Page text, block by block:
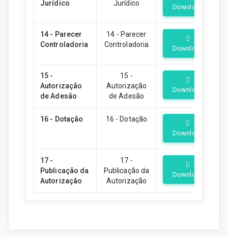
Jurídico
Jurídico
Download
14 - Parecer
Controladoria
14 - Parecer
Controladoria
Download
15 -
Autorização
de Adesão
15 -
Autorização
de Adesão
Download
16 - Dotação 16 - Dotação
Download
17 -
Publicação da
Autorização
17 -
Publicação da
Autorização
Download